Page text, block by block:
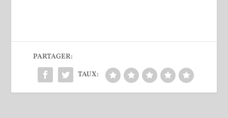
PARTAGER:
TAUX: